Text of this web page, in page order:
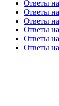
Ответы
Ответы
Ответы
Ответы
Ответы
Ответы